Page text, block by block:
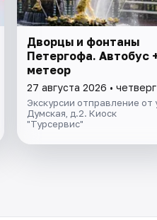
Дворцы и фонтаны
Петергофа. Автобус
метеор
27 августа 2026 • четверг
Экскурсии отправление от
Думская, д.2. Киоск
"Турсервис"